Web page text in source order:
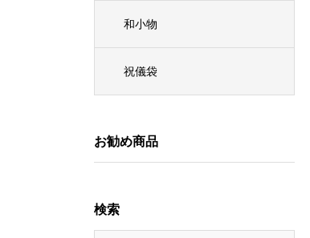
和小物
祝儀袋
お勧め商品
検索